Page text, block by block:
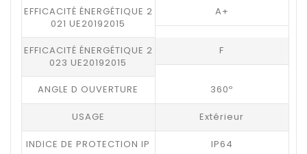
EFFICACITÉ ÉNERGÉTIQUE 2
021 UE20192015
A+
EFFICACITÉ ÉNERGÉTIQUE 2
023 UE20192015
F
ANGLE D OUVERTURE 360º
USAGE Extérieur
INDICE DE PROTECTION IP IP64